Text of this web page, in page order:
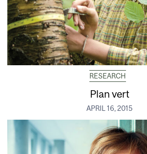
RESEARCH
Plan vert
APRIL 16, 2015